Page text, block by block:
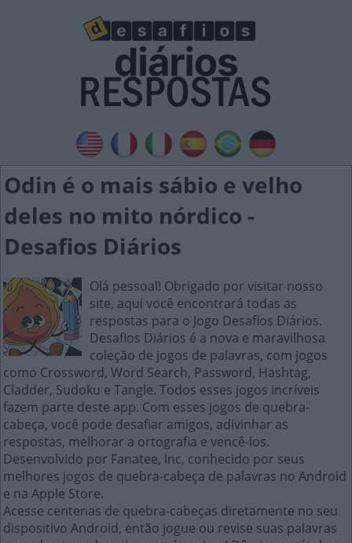
Odin é o mais sábio e velho
deles no mito nórdico -
Desafios Diários
Olá pessoal! Obrigado por visitar nosso
site, aqui você encontrará todas as
respostas para o Jogo Desafios Diários.
Desafios Diários é a nova e maravilhosa
coleção de jogos de palavras, com jogos
como Crossword, Word Search, Password, Hashtag,
Cladder, Sudoku e Tangle. Todos esses jogos incríveis
fazem parte deste app. Com esses jogos de quebra-
cabeça, você pode desafiar amigos, adivinhar as
respostas, melhorar a ortografia e vencê-los.
Desenvolvido por Fanatee, Inc, conhecido por seus
melhores jogos de quebra-cabeça de palavras no Android
e na Apple Store.
Acesse centenas de quebra-cabeças diretamente no seu
dispositivo Android, então jogue ou revise suas palavras